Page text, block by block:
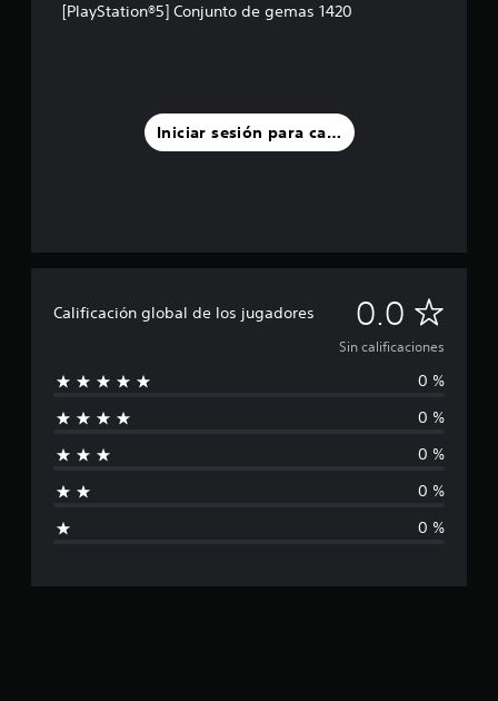
[PlayStation®5] Conjunto de gemas 1420
Iniciar sesión para calificar
Calificación global de los jugadores 0.0 S
i
n
c
a
f
Sin calificaciones
0 %
0 %
0 %
0 %
0 %